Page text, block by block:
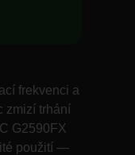
frekvenci a
zmizí trhání
G2590FX
použití —